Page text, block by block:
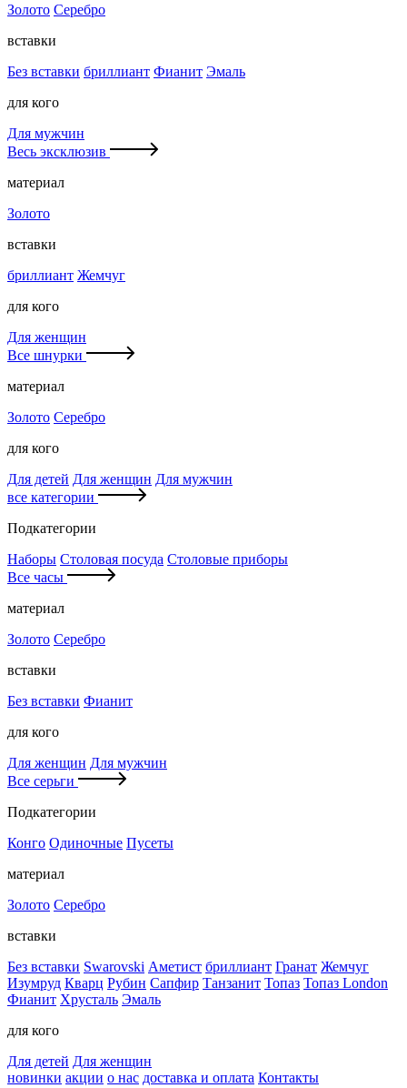
Золото Серебро
вставки
Без вставки бриллиант Фианит Эмаль
для кого
Для мужчин
Весь эксклюзив
материал
Золото
вставки
бриллиант Жемчуг
для кого
Для женщин
Все шнурки
материал
Золото Серебро
для кого
Для детей Для женщин Для мужчин
все категории
Подкатегории
Наборы Столовая посуда Столовые приборы
Все часы
материал
Золото Серебро
вставки
Без вставки Фианит
для кого
Для женщин Для мужчин
Все серьги
Подкатегории
Конго Одиночные Пусеты
материал
Золото Серебро
вставки
Без вставки Swarovski Аметист бриллиант Гранат Жемчуг
Изумруд Кварц Рубин Сапфир Танзанит Топаз Топаз London
Фианит Хрусталь Эмаль
для кого
Для детей Для женщин
новинки акции о нас доставка и оплата Контакты